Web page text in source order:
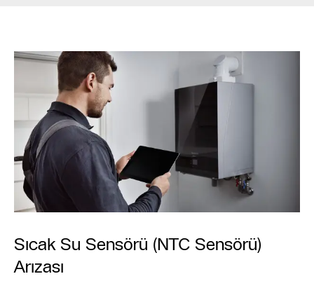
Sıcak Su Sensörü (NTC Sensörü)
Arızası